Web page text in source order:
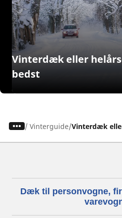
Vinterdæk eller
bedst
/ Vinterguide Vinterdæk
Dæk til personvogne,